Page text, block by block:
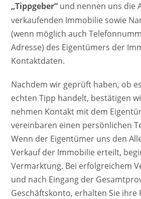
„Tippgeber“ und nennen uns die
verkaufenden Immobilie sowie
(wenn möglich auch
Adresse) des Eigentümers der
Kontaktdaten.
Nachdem wir geprüft haben, ob
echten Tipp handelt, bestätigen
nehmen Kontakt mit dem
vereinbaren einen persönlichen
Wenn der Eigentümer uns den
Verkauf der Immobilie erteilt,
Vermarktung. Bei erfolgreichem
und nach Eingang der
Geschäftskonto, erhalten Sie ihre